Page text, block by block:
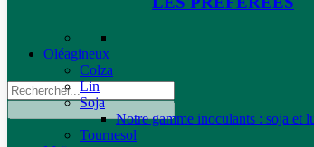
Oléagineux
Colza
Lin
Soja
Notre gamme inoculants : soja et
Tournesol